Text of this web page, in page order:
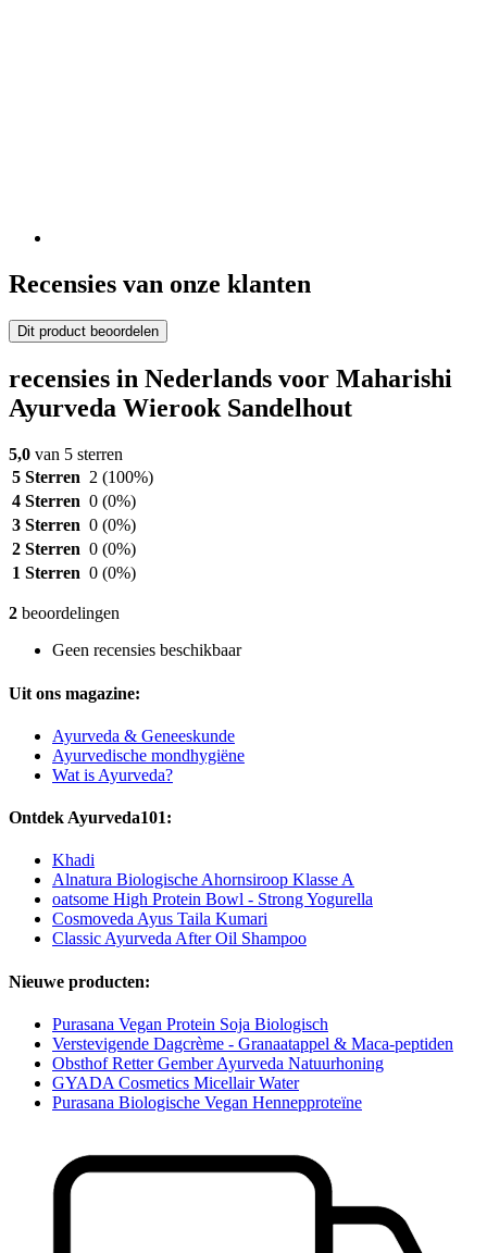
Recensies van onze klanten
Dit product beoordelen
recensies in Nederlands voor Maharishi
Ayurveda Wierook Sandelhout
5,0 van 5 sterren
5 Sterren 2 (100%)
4 Sterren 0 (0%)
3 Sterren 0 (0%)
2 Sterren 0 (0%)
1 Sterren 0 (0%)
2 beoordelingen
Geen recensies beschikbaar
Uit ons magazine:
Ayurveda & Geneeskunde
Ayurvedische mondhygiëne
Wat is Ayurveda?
Ontdek Ayurveda101:
Khadi
Alnatura Biologische Ahornsiroop Klasse A
oatsome High Protein Bowl - Strong Yogurella
Cosmoveda Ayus Taila Kumari
Classic Ayurveda After Oil Shampoo
Nieuwe producten:
Purasana Vegan Protein Soja Biologisch
Verstevigende Dagcrème - Granaatappel & Maca-peptiden
Obsthof Retter Gember Ayurveda Natuurhoning
GYADA Cosmetics Micellair Water
Purasana Biologische Vegan Hennepproteïne